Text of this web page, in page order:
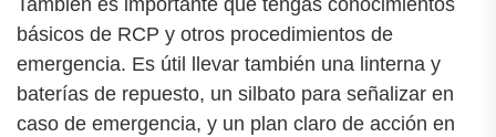
También es importante que tengas conocimientos
básicos de RCP y otros procedimientos de
emergencia. Es útil llevar también una linterna y
baterías de repuesto, un silbato para señalizar en
caso de emergencia, y un plan claro de acción en